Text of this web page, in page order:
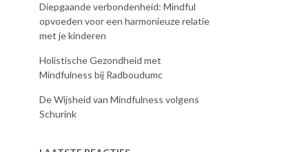
Diepgaande verbondenheid: Mindful
opvoeden voor een harmonieuze relatie
met je kinderen
Holistische Gezondheid met
Mindfulness bij Radboudumc
De Wijsheid van Mindfulness volgens
Schurink